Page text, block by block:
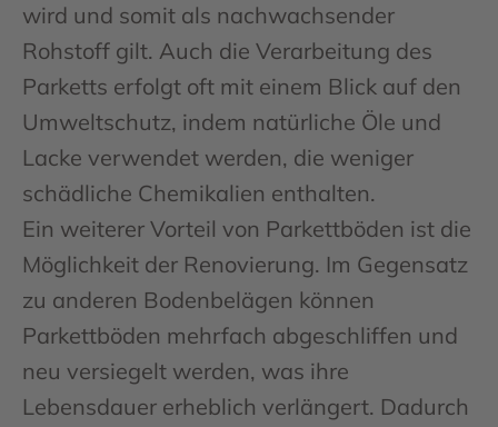
wird und somit als nachwachsender
Rohstoff gilt. Auch die Verarbeitung des
Parketts erfolgt oft mit einem Blick auf den
Umweltschutz, indem natürliche Öle und
Lacke verwendet werden, die weniger
schädliche Chemikalien enthalten.
Ein weiterer Vorteil von Parkettböden ist die
Möglichkeit der Renovierung. Im Gegensatz
zu anderen Bodenbelägen können
Parkettböden mehrfach abgeschliffen und
neu versiegelt werden, was ihre
Lebensdauer erheblich verlängert. Dadurch